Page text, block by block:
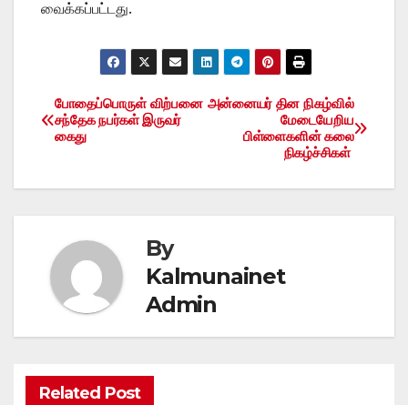
வைக்கப்பட்டது.
Post
navigation
அன்னையர் தின நிகழ்வில்
மேடையேறிய
பிள்ளைகளின் கலை
நிகழ்ச்சிகள்
போதைப்பொருள் விற்பனை
சந்தேக நபர்கள் இருவர்
கைது
By
Kalmunainet
Admin
Related Post